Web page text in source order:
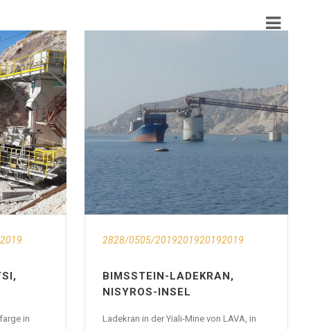
in
2828/0505/2019201920192019
BIMSSTEIN-LADEKRAN,
NISYROS-INSEL
Ladekran in der Yiali-Mine von LAVA, in